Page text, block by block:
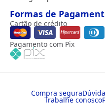
Formas de
Cartão de crédito
Pagamento com Pix
Compra segura
Trabalhe conosco